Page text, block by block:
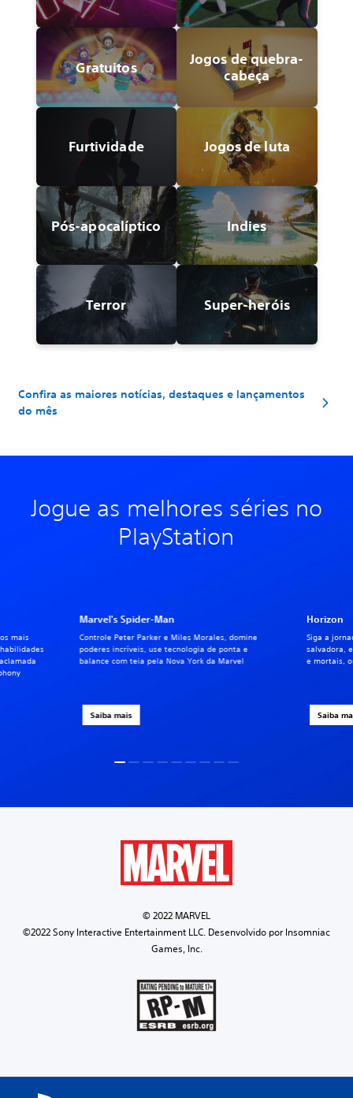
Gratuitos
Jogos de quebra-
cabeça
Furtividade Jogos de luta
Pós-apocalíptico Indies
Terror Super-heróis
Confira as maiores notícias, destaques e lançamentos
do mês
Jogue as melhores séries no
PlayStation
Marvel's Spider-Man
Controle Peter Parker e Miles Morales, domine
poderes incríveis, use tecnologia de ponta e
balance com teia pela Nova York da Marvel
Saiba mais
Horizon
Siga a
salvadora,
e mortais,
Saiba
mais
© 2022 MARVEL
©2022 Sony Interactive Entertainment LLC. Desenvolvido por Insomniac
Games, Inc.